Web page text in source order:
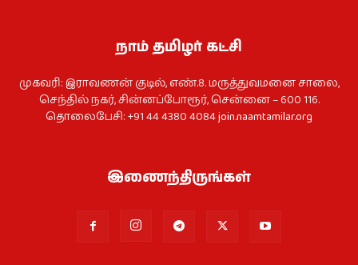
நாம் தமிழர் கட்சி
முகவரி: இராவணன் குடில், எண்.8. மருத்துவமனை சாலை,
செந்தில் நகர், சின்னப்போரூர், சென்னை – 600 116.
தொலைபேசி: +91 44 4380 4084join.naamtamilar.org
இணைந்திருங்கள்